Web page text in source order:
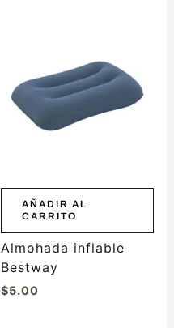
AÑADIR AL
CARRITO
Almohada inflable
Bestway
$5.00